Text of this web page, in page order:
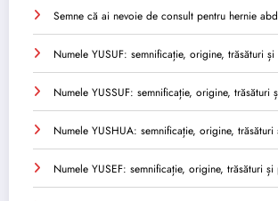
Semne că ai nevoie de consult pentru hernie
Numele YUSUF: semnificație, origine, trăsături
Numele YUSSUF: semnificație, origine, trăsături
Numele YUSHUA: semnificație, origine,
Numele YUSEF: semnificație, origine, trăsături și